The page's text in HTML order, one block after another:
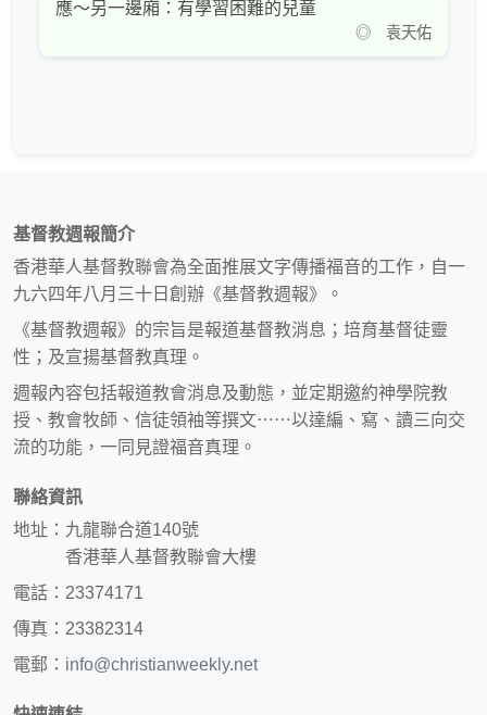
應～另一邊廂：有學習困難的兒童
◎ 袁天佑
基督教週報簡介
香港華人基督教聯會為全面推展文字傳播福音的工作，自一
九六四年八月三十日創辦《基督教週報》。
《基督教週報》的宗旨是報道基督教消息；培育基督徒靈
性；及宣揚基督教真理。
週報內容包括報道教會消息及動態，並定期邀約神學院教
授、教會牧師、信徒領袖等撰文⋯⋯以達編、寫、讀三向交
流的功能，一同見證福音真理。
聯絡資訊
地址：九龍聯合道140號
香港華人基督教聯會大樓
電話：23374171
傳真：23382314
電郵： info@christianweekly.net